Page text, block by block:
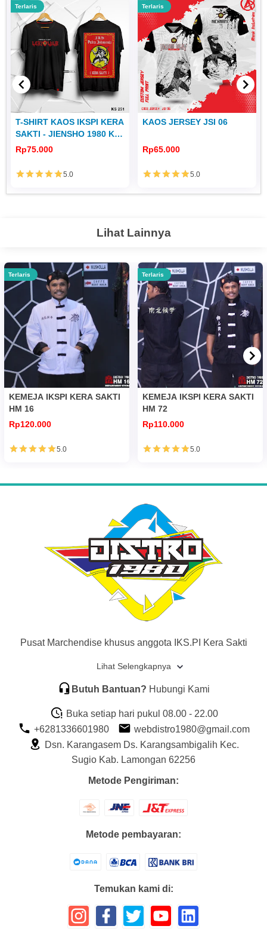
Terlaris
T-SHIRT KAOS IKSPI KERA
SAKTI - JIENSHO 1980 KS
251
Rp75.000
5.0
Terlaris
KAOS JERSEY JSI 06
Rp65.000
5.0
Lihat Lainnya
Terlaris
KEMEJA IKSPI KERA SAKTI
HM 16
Rp120.000
5.0
Terlaris
KEMEJA IKSPI KERA SAKTI
HM 72
Rp110.000
5.0
Pusat Marchendise khusus anggota IKS.PI Kera Sakti
Lihat Selengkapnya
Butuh Bantuan? Hubungi Kami
Buka setiap hari pukul 08.00 - 22.00
+6281336601980
webdistro1980@gmail.com
Dsn. Karangasem Ds. Karangsambigalih Kec.
Sugio Kab. Lamongan 62256
Metode Pengiriman:
Metode pembayaran:
Temukan kami di: